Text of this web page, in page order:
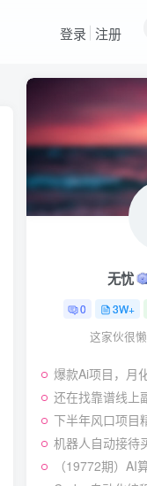
登录 注册
3
4
5
无忧
0 3W+
这家伙很
爆款Ai项目，月化过万，
还在找靠谱线上副业？快手短剧项目，
下半年风口项目精选：一部手机
机器人自动接待买家自动发
（19772期）AI算力广